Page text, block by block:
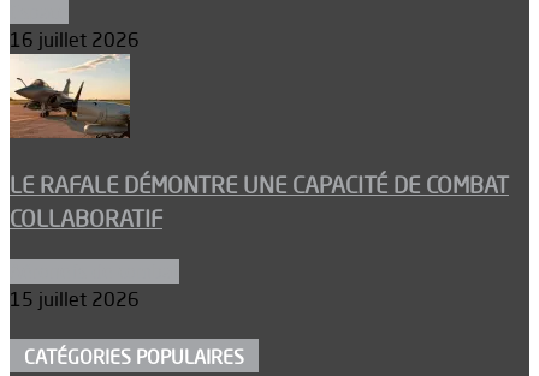
16 juillet 2026
LE RAFALE DÉMONTRE UNE CAPACITÉ DE COMBAT
COLLABORATIF
15 juillet 2026
CATÉGORIES POPULAIRES